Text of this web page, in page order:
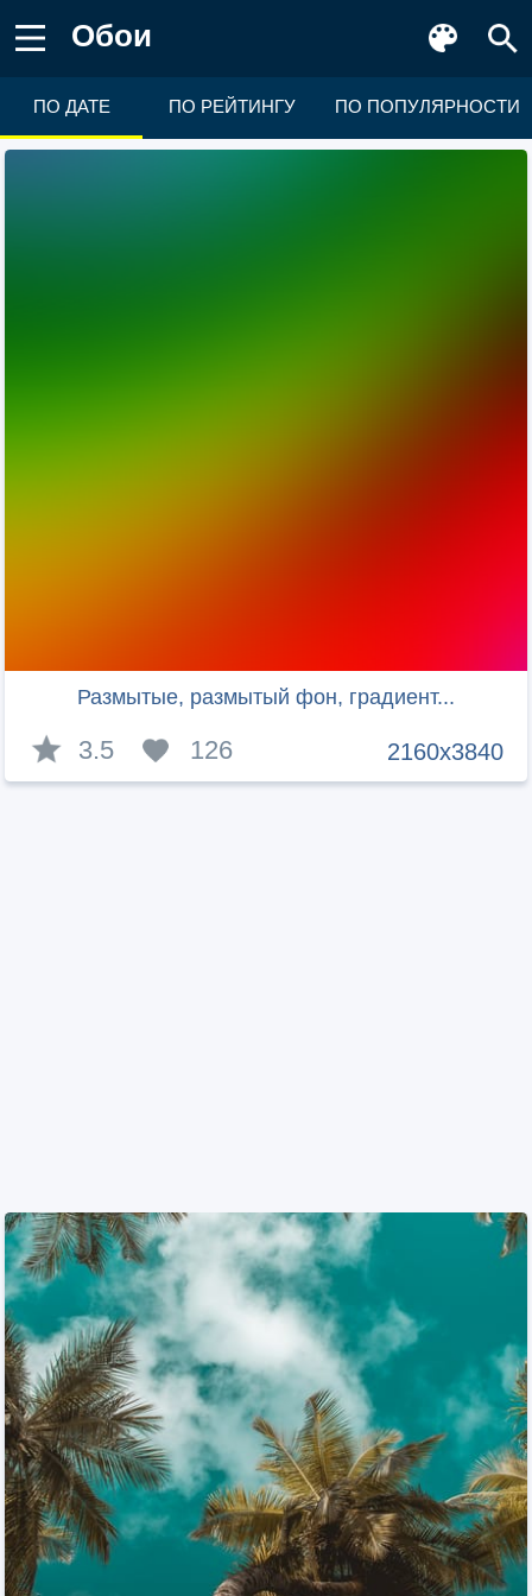
Обои
ПО ДАТЕ ПО РЕЙТИНГУ ПО ПОПУЛЯРНОСТИ
Размытые, размытый фон, градиент...
2160x3840
3.5 126